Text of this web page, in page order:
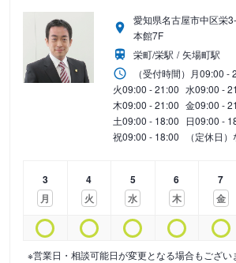
愛知県名古屋市中区栄
本館7F
栄町/栄駅
矢場町駅
（受付時間） 月09:00 -
火09:00 - 21:00 水09:00 -
木09:00 - 21:00 金09:00 -
土09:00 - 18:00 日09:00 -
祝09:00 - 18:00 （定休日）
3
月
4
火
5
水
6
木
7
金
※営業日・相談可能日が変更となる場合もござい